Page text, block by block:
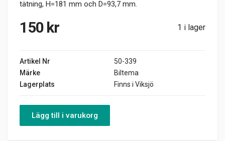
tätning, H=181 mm och D=93,7 mm.
150 kr 1 i lager
Artikel Nr
50-339
Märke
Biltema
Lagerplats
Finns i Viksjö
Lägg till i varukorg